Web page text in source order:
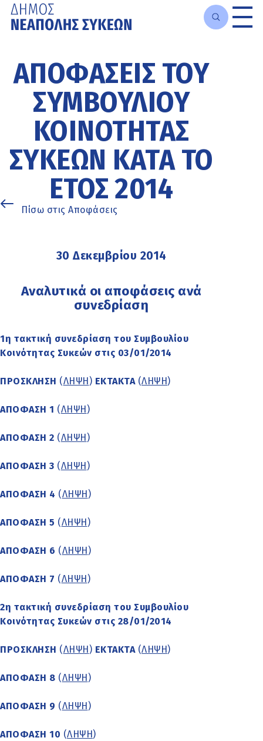
κυρίως
περιεχόμενο
ΑΠΟΦΆΣΕΙΣ ΤΟΥ
ΣΥΜΒΟΥΛΊΟΥ
ΚΟΙΝΌΤΗΤΑΣ
ΣΥΚΕΏΝ ΚΑΤΆ ΤΟ
ΈΤΟΣ 2014
Πίσω στις Αποφάσεις
30 Δεκεμβρίου 2014
Αναλυτικά οι αποφάσεις ανά
συνεδρίαση
1η τακτική συνεδρίαση του Συμβουλίου
Κοινότητας Συκεών στις 03/01/2014
ΠΡΟΣΚΛΗΣΗ (ΛΗΨΗ ) ΕΚΤΑΚΤΑ(ΛΗΨΗ )
ΑΠΟΦΑΣΗ 1 (ΛΗΨΗ )
ΑΠΟΦΑΣΗ 2 (ΛΗΨΗ )
ΑΠΟΦΑΣΗ 3 (ΛΗΨΗ )
ΑΠΟΦΑΣΗ 4 (ΛΗΨΗ )
ΑΠΟΦΑΣΗ 5 (ΛΗΨΗ )
ΑΠΟΦΑΣΗ 6 (ΛΗΨΗ )
ΑΠΟΦΑΣΗ 7 (ΛΗΨΗ )
2η τακτική συνεδρίαση του Συμβουλίου
Κοινότητας Συκεών στις 28/01/2014
ΠΡΟΣΚΛΗΣΗ (ΛΗΨΗ ) ΕΚΤΑΚΤΑ(ΛΗΨΗ )
ΑΠΟΦΑΣΗ 8 (ΛΗΨΗ )
ΑΠΟΦΑΣΗ 9 (ΛΗΨΗ )
ΑΠΟΦΑΣΗ 10 (ΛΗΨΗ )